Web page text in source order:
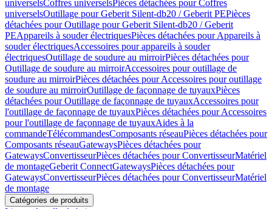
universelsCoffres universelsPièces détachées pour Coffres
universelsOutillage pour Geberit Silent-db20 / Geberit PEPièces
détachées pour Outillage pour Geberit Silent-db20 / Geberit
PEAppareils à souder électriquesPièces détachées pour Appareils à
souder électriquesAccessoires pour appareils à souder
électriquesOutillage de soudure au mirroirPièces détachées pour
Outillage de soudure au mirroirAccessoires pour outillage de
soudure au mirroirPièces détachées pour Accessoires pour outillage
de soudure au mirroirOutillage de façonnage de tuyauxPièces
détachées pour Outillage de façonnage de tuyauxAccessoires pour
l'outillage de façonnage de tuyauxPièces détachées pour Accessoires
pour l'outillage de façonnage de tuyauxAides à la
commandeTélécommandesComposants réseauPièces détachées pour
Composants réseauGatewaysPièces détachées pour
GatewaysConvertisseurPièces détachées pour ConvertisseurMatériel
de montageGeberit ConnectGatewaysPièces détachées pour
GatewaysConvertisseurPièces détachées pour ConvertisseurMatériel
de montage
Catégories de produits